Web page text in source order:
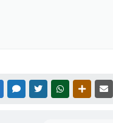
FACEBOOKMESSENGER
TWITTERWHATSAPP